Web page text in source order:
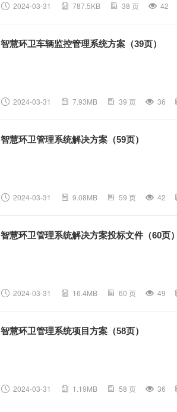
2024-03-31 787.5KB 38 页 42
智慧环卫车辆监控管理系统方案（39页）
2024-03-31 7.93MB 39 页 36
智慧环卫管理系统解决方案（59页）
2024-03-31 9.08MB 59 页 42
智慧环卫管理系统解决方案投标文件（60页）
2024-03-31 16.4MB 60 页 49
智慧环卫管理系统项目方案（58页）
2024-03-31 1.19MB 58 页 36